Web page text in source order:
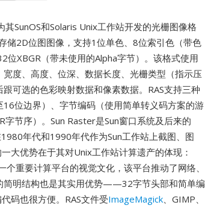
其SunOS和Solaris Unix工作站开发的光栅图像格
储2D位图图像，支持1位单色、8位索引色（带色
XBGR（带未使用的Alpha字节）。该格式使用
度、高度、位深、数据长度、光栅类型（指示压
可选的色彩映射数据和像素数据。RAS支持三种
位边界）、字节编码（使用简单转义码方案的游
节序）。Sun Raster是Sun窗口系统及后来的
年代和1990年代作为Sun工作站上截图、图
大优势在于其对Unix工作站计算遗产的体现：
重要计算平台的视觉文化，该平台推动了网络、
简明结构也是其实用优势——32字节头部和简单编
码也很方便。RAS文件受ImageMagick、GIMP、